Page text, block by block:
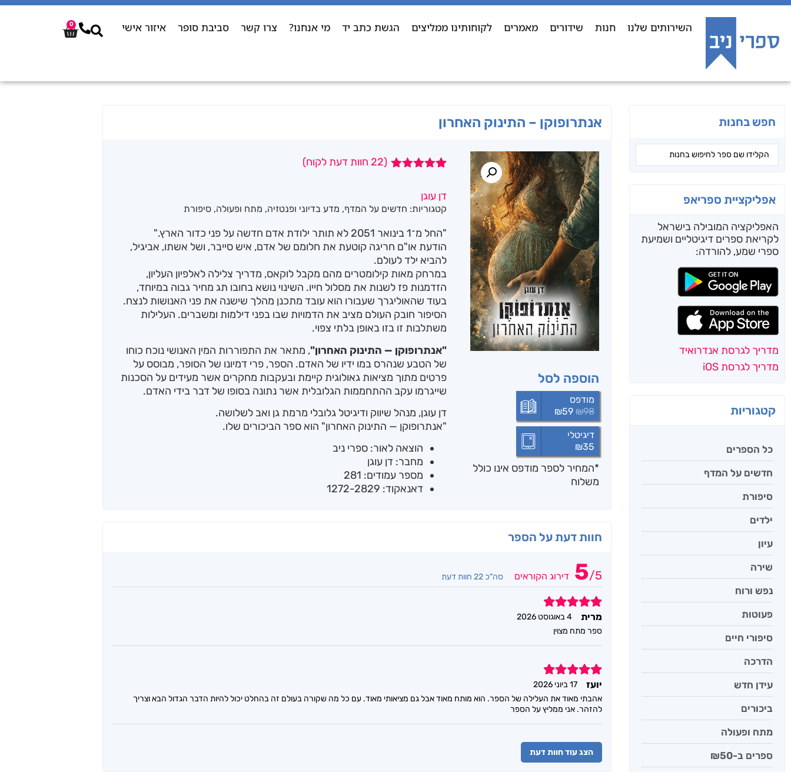
השירותים שלנו חנות שידורים מאמרים לקוחותינו ממליצים הגשת כתב יד מי אנחנו? צרו קשר סביבת סופר איזור אישי 0
חפש בחנות
אפליקציית ספריאפ
האפליקציה המובילה בישראל
לקריאת ספרים דיגיטליים ושמיעת
ספרי שמע, להורדה:
מדריך לגרסת אנדרואיד
מדריך לגרסת iOS
קטגוריות
כל הספרים
חדשים על המדף
סיפורת
ילדים
עיון
שירה
נפש ורוח
פעוטות
סיפורי חיים
הדרכה
עידן חדש
ביכורים
מתח ופעולה
ספרים ב-₪50
אנתרופוקן – התינוק האחרון
הוספה לסל
מודפס
₪98
₪59
דיגיטלי
₪35
*המחיר לספר מודפס אינו כולל
משלוח
מבוסס על
דירוגים של
(
22 חוות דעת לקוח)
דן עוגן
קטגוריות: חדשים על המדף, מדע בדיוני ופנטזיה, מתח ופעולה, סיפורת
"החל מ־1 בינואר 2051 לא תותר ילודת אדם חדשה על פני כדור הארץ."
הודעת או"ם חריגה קוטעת את חלומם של אדם, איש סייבר, ושל אשתו, אביגיל,
להביא ילד לעולם.
במרחק מאות קילומטרים מהם מקבל לוקאס, מדריך צלילה לאלפיון העליון,
הזדמנות פז לשנות את מסלול חייו. השינוי נושא בחובו תג מחיר גבוה במיוחד,
בעוד שהאוליגרך שעבורו הוא עובד מתכנן מהלך שישנה את פני האנושות לנצח.
הסיפור חובק העולם מציב את הדמויות שבו בפני דילמות ומשברים. העלילות
משתלבות זו בזו באופן בלתי צפוי.
"אנתרופוקן — התינוק האחרון", מתאר את התפוררות המין האנושי נוכח כוחו
של הטבע שנהרס במו ידיו של האדם. הספר, פרי דמיונו של הסופר, מבוסס על
פרטים מתוך מציאות גאולוגית קיימת ובעקבות מחקרים אשר מעידים על הסכנות
שייגרמו עקב ההתחממות הגלובלית אשר נתונה בסופו של דבר בידי האדם.
דן עוגן, מנהל שיווק ודיגיטל גלובלי מרמת גן ואב לשלושה.
"אנתרופוקן — התינוק האחרון" הוא ספר הביכורים שלו.
הוצאה לאור: ספרי ניב
מחבר: דן עוגן
מספר עמודים: 281
דאנאקוד: 1272-2829
חוות דעת על הספר
5/5 דירוג הקוראים סה"כ 22 חוות דעת
5
מרית
4 באוגוסט 2026
ספר מתח מצוין
5
יועז
17 ביוני 2026
אהבתי מאוד את העלילה של הספר. הוא מותח מאוד אבל גם מציאותי מאוד. עם כל מה שקורה בעולם זה בהחלט יכול להיות הדבר הגדול הבא וצריך
להזהר. אני ממליץ על הספר
הצג עוד חוות דעת